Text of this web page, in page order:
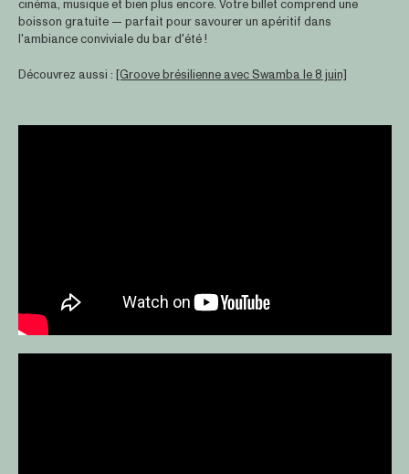
cinéma, musique et bien plus encore. Votre billet comprend une
boisson gratuite — parfait pour savourer un apéritif dans
l'ambiance conviviale du bar d'été !
Découvrez aussi : [Groove brésilienne avec Swamba le 8 juin]